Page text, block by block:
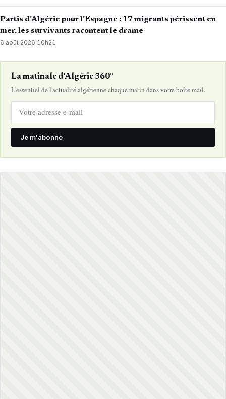
Partis d’Algérie pour l’Espagne : 17 migrants périssent en
mer, les survivants racontent le drame
6 août 2026·10h21
La matinale d'Algérie 360°
L'essentiel de l'actualité algérienne chaque matin dans votre boîte mail.
Je m'abonne